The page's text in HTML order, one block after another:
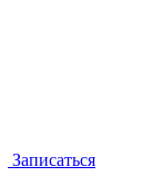
Записаться